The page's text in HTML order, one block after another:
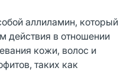
аллиламин, который
действия в отношении
кожи, волос и
таких как